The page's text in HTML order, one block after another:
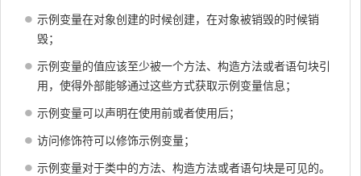
示例变量在对象创建的时候创建，在对象被销毁的时候销
毁；
示例变量的值应该至少被一个方法、构造方法或者语句块引
用，使得外部能够通过这些方式获取示例变量信息；
示例变量可以声明在使用前或者使用后；
访问修饰符可以修饰示例变量；
示例变量对于类中的方法、构造方法或者语句块是可见的。